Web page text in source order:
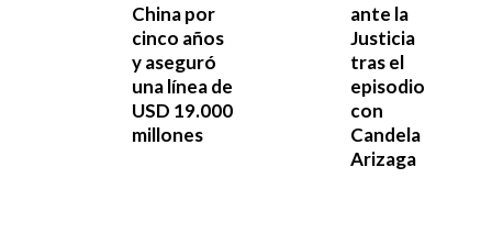
China por
cinco años
y aseguró
una línea de
USD 19.000
millones
ante la
Justicia
tras el
episodio
con
Candela
Arizaga